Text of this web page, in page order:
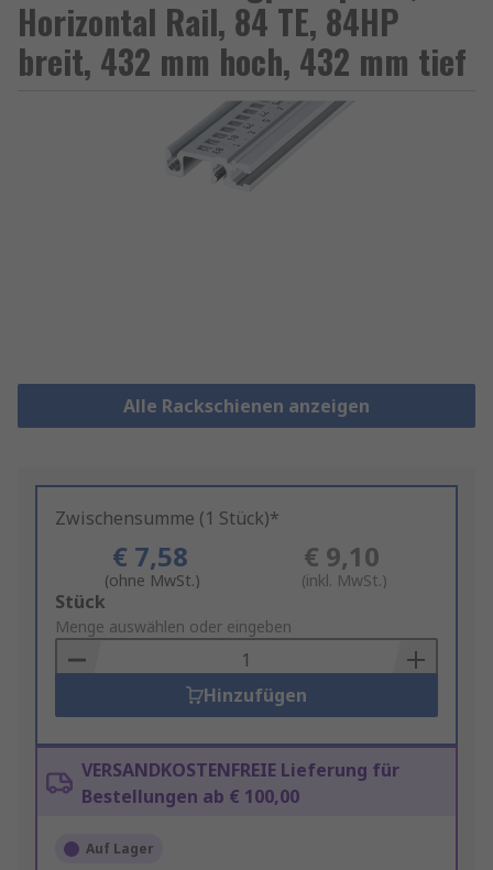
Horizontal Rail, 84 TE, 84HP
breit, 432 mm hoch, 432 mm tief
Alle Rackschienen anzeigen
Zwischensumme (1 Stück)*
€ 7,58
(ohne MwSt.)
€ 9,10
(inkl. MwSt.)
Add
to
Basket
Stück
Menge auswählen oder eingeben
Hinzufügen
VERSANDKOSTENFREIE Lieferung für
Bestellungen ab € 100,00
Auf Lager